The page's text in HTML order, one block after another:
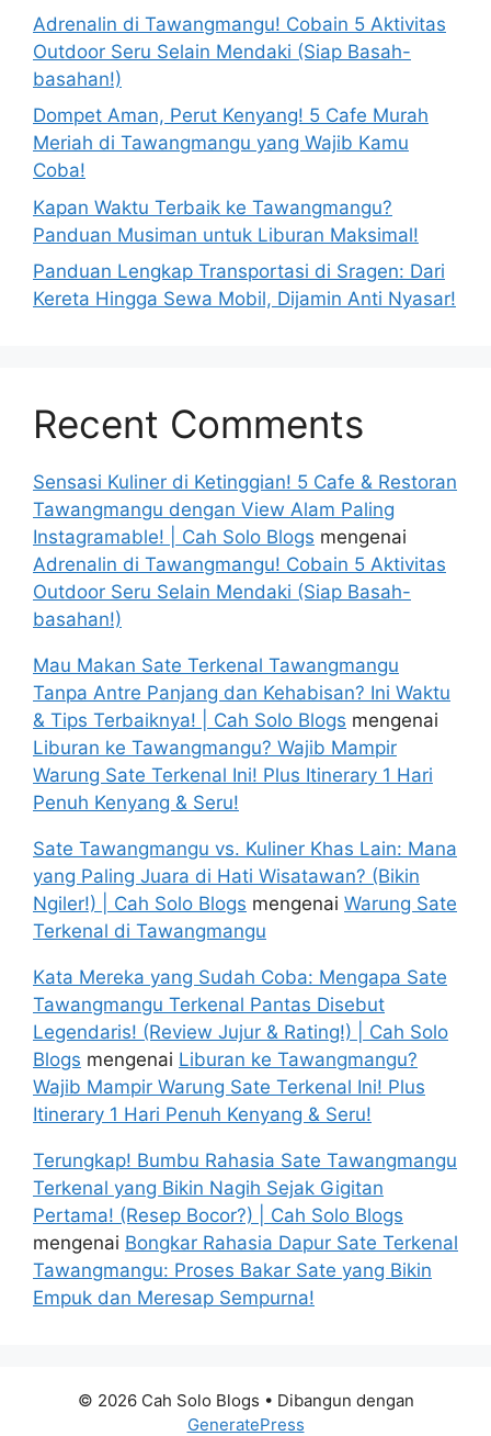
Adrenalin di Tawangmangu! Cobain 5 Aktivitas
Outdoor Seru Selain Mendaki (Siap Basah-
basahan!)
Dompet Aman, Perut Kenyang! 5 Cafe Murah
Meriah di Tawangmangu yang Wajib Kamu
Coba!
Kapan Waktu Terbaik ke Tawangmangu?
Panduan Musiman untuk Liburan Maksimal!
Panduan Lengkap Transportasi di Sragen: Dari
Kereta Hingga Sewa Mobil, Dijamin Anti Nyasar!
Recent Comments
Sensasi Kuliner di Ketinggian! 5 Cafe & Restoran
Tawangmangu dengan View Alam Paling
Instagramable! | Cah Solo Blogs mengenai
Adrenalin di Tawangmangu! Cobain 5 Aktivitas
Outdoor Seru Selain Mendaki (Siap Basah-
basahan!)
Mau Makan Sate Terkenal Tawangmangu
Tanpa Antre Panjang dan Kehabisan? Ini Waktu
& Tips Terbaiknya! | Cah Solo Blogs mengenai
Liburan ke Tawangmangu? Wajib Mampir
Warung Sate Terkenal Ini! Plus Itinerary 1 Hari
Penuh Kenyang & Seru!
Sate Tawangmangu vs. Kuliner Khas Lain: Mana
yang Paling Juara di Hati Wisatawan? (Bikin
Ngiler!) | Cah Solo Blogs mengenai Warung Sate
Terkenal di Tawangmangu
Kata Mereka yang Sudah Coba: Mengapa Sate
Tawangmangu Terkenal Pantas Disebut
Legendaris! (Review Jujur & Rating!) | Cah Solo
Blogs mengenai Liburan ke Tawangmangu?
Wajib Mampir Warung Sate Terkenal Ini! Plus
Itinerary 1 Hari Penuh Kenyang & Seru!
Terungkap! Bumbu Rahasia Sate Tawangmangu
Terkenal yang Bikin Nagih Sejak Gigitan
Pertama! (Resep Bocor?) | Cah Solo Blogs
mengenai Bongkar Rahasia Dapur Sate Terkenal
Tawangmangu: Proses Bakar Sate yang Bikin
Empuk dan Meresap Sempurna!
© 2026 Cah Solo Blogs • Dibangun dengan
GeneratePress